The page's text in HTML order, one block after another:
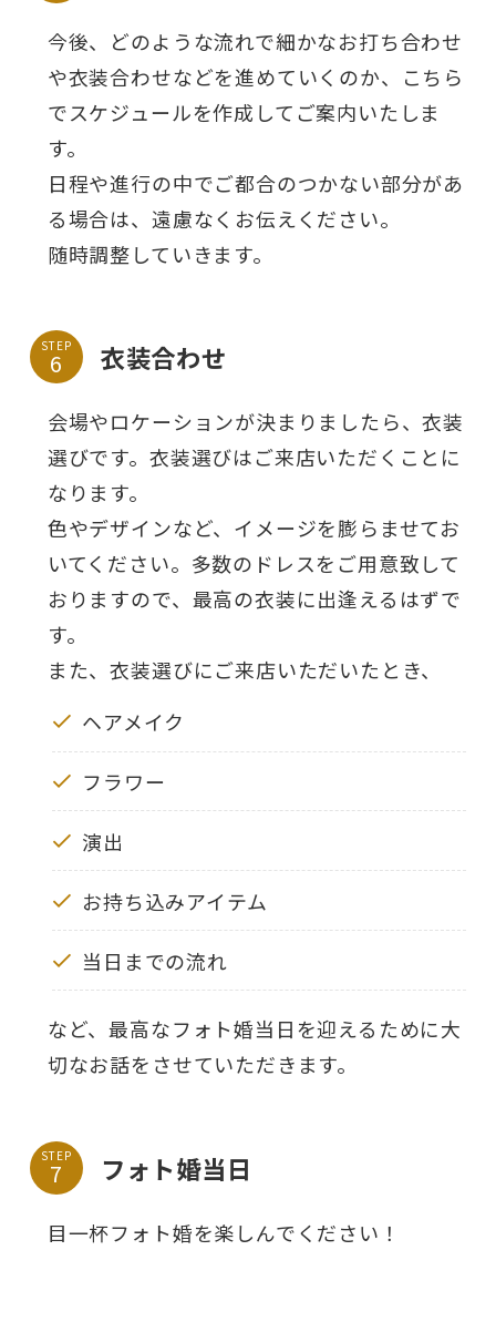
今後、どのような流れで細かなお打ち合わせ
や衣装合わせなどを進めていくのか、こちら
でスケジュールを作成してご案内いたしま
す。
日程や進行の中でご都合のつかない部分があ
る場合は、遠慮なくお伝えください。
随時調整していきます。
STEP 衣装合わせ
会場やロケーションが決まりましたら、衣装
選びです。衣装選びはご来店いただくことに
なります。
色やデザインなど、イメージを膨らませてお
いてください。多数のドレスをご用意致して
おりますので、最高の衣装に出逢えるはずで
す。
また、衣装選びにご来店いただいたとき、
ヘアメイク
フラワー
演出
お持ち込みアイテム
当日までの流れ
など、最高なフォト婚当日を迎えるために大
切なお話をさせていただきます。
STEP フォト婚当日
目一杯フォト婚を楽しんでください！